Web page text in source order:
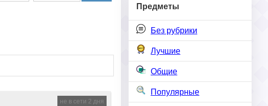
Предметы
Без рубрики
Лучшие
Общие
Популярные
не в сети 2 дня